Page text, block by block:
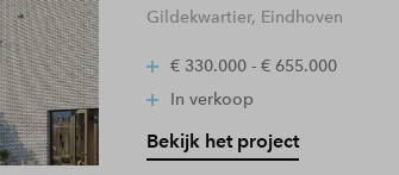
Gildekwartier, Eindhoven
€ 330.000 - € 655.000
In verkoop
Bekijk het project